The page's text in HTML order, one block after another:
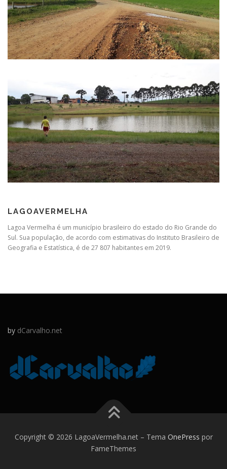
LAGOAVERMELHA
Lagoa Vermelha é um município brasileiro do estado do Rio Grande do
Sul. Sua população, de acordo com estimativas do Instituto Brasileiro de
Geografia e Estatística, é de 27 807 habitantes em 2019.
by dCarvalho.net
Copyright © 2026 LagoaVermelha.net – Tema OnePress por
FameThemes